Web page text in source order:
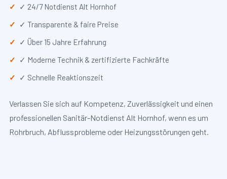
✓ 24/7 Notdienst Alt Hornhof
✓ Transparente & faire Preise
✓ Über 15 Jahre Erfahrung
✓ Moderne Technik & zertifizierte Fachkräfte
✓ Schnelle Reaktionszeit
Verlassen Sie sich auf Kompetenz, Zuverlässigkeit und einen
professionellen Sanitär-Notdienst Alt Hornhof, wenn es um
Rohrbruch, Abflussprobleme oder Heizungsstörungen geht.